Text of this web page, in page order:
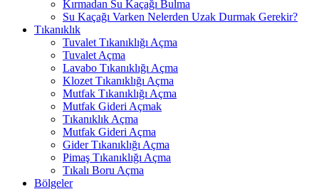
Kırmadan Su Kaçağı Bulma
Su Kaçağı Varken Nelerden Uzak Durmak Gerekir?
Tıkanıklık
Tuvalet Tıkanıklığı Açma
Tuvalet Açma
Lavabo Tıkanıklığı Açma
Klozet Tıkanıklığı Açma
Mutfak Tıkanıklığı Açma
Mutfak Gideri Açmak
Tıkanıklık Açma
Mutfak Gideri Açma
Gider Tıkanıklığı Açma
Pimaş Tıkanıklığı Açma
Tıkalı Boru Açma
Bölgeler